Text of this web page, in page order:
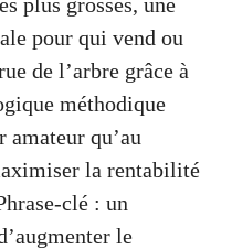
pour qui vend ou
de l’arbre grâce à
méthodique
qu’au
la rentabilité
clé : un
le